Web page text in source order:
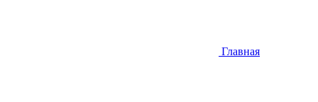
Главная